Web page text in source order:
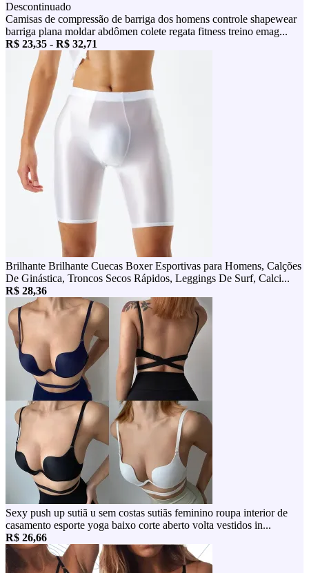
Descontinuado
Camisas de compressão de barriga dos homens controle shapewear
barriga plana moldar abdômen colete regata fitness treino emag...
R$ 23,35 - R$ 32,71
Brilhante Brilhante Cuecas Boxer Esportivas para Homens, Calções
De Ginástica, Troncos Secos Rápidos, Leggings De Surf, Calci...
R$ 28,36
Sexy push up sutiã u sem costas sutiãs feminino roupa interior de
casamento esporte yoga baixo corte aberto volta vestidos in...
R$ 26,66